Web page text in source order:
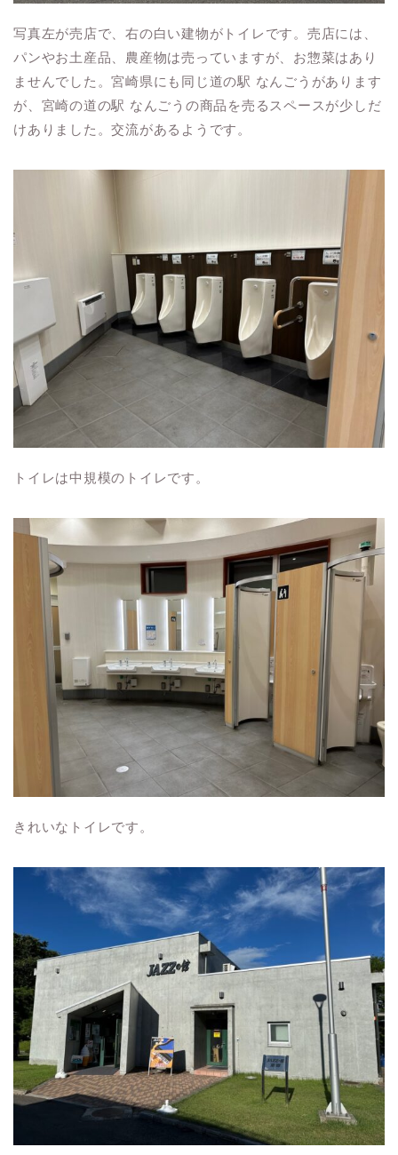
写真左が売店で、右の白い建物がトイレです。売店には、
パンやお土産品、農産物は売っていますが、お惣菜はあり
ませんでした。宮崎県にも同じ道の駅 なんごうがあります
が、宮崎の道の駅 なんごうの商品を売るスペースが少しだ
けありました。交流があるようです。
トイレは中規模のトイレです。
きれいなトイレです。